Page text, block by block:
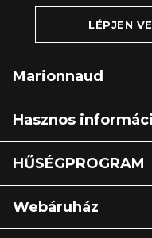
LÉPJEN
Marionnaud
Hasznos
HŰSÉGPROGRAM
Webáruház